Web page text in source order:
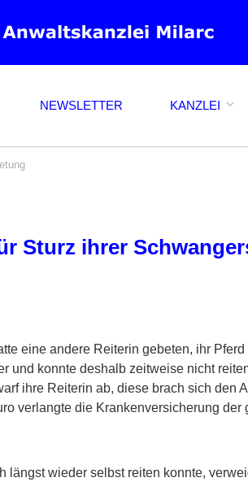
NEWSLETTER KANZLEI
Sturz ihrer
eine andere Reiterin gebeten, ihr
und konnte deshalb zeitweise nicht
ihre Reiterin ab, diese brach sich den
verlangte die Krankenversicherung der
längst wieder selbst reiten konnte,